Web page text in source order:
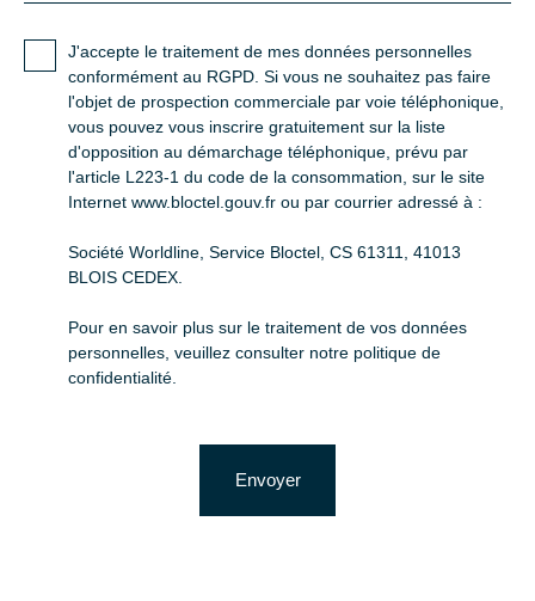
J'accepte le traitement de mes données personnelles
conformément au RGPD. Si vous ne souhaitez pas faire
l'objet de prospection commerciale par voie téléphonique,
vous pouvez vous inscrire gratuitement sur la liste
d'opposition au démarchage téléphonique, prévu par
l'article L223-1 du code de la consommation, sur le site
Internet www.bloctel.gouv.fr ou par courrier adressé à :
Société Worldline, Service Bloctel, CS 61311, 41013
BLOIS CEDEX.
Pour en savoir plus sur le traitement de vos données
personnelles, veuillez consulter notre politique de
confidentialité
Envoyer